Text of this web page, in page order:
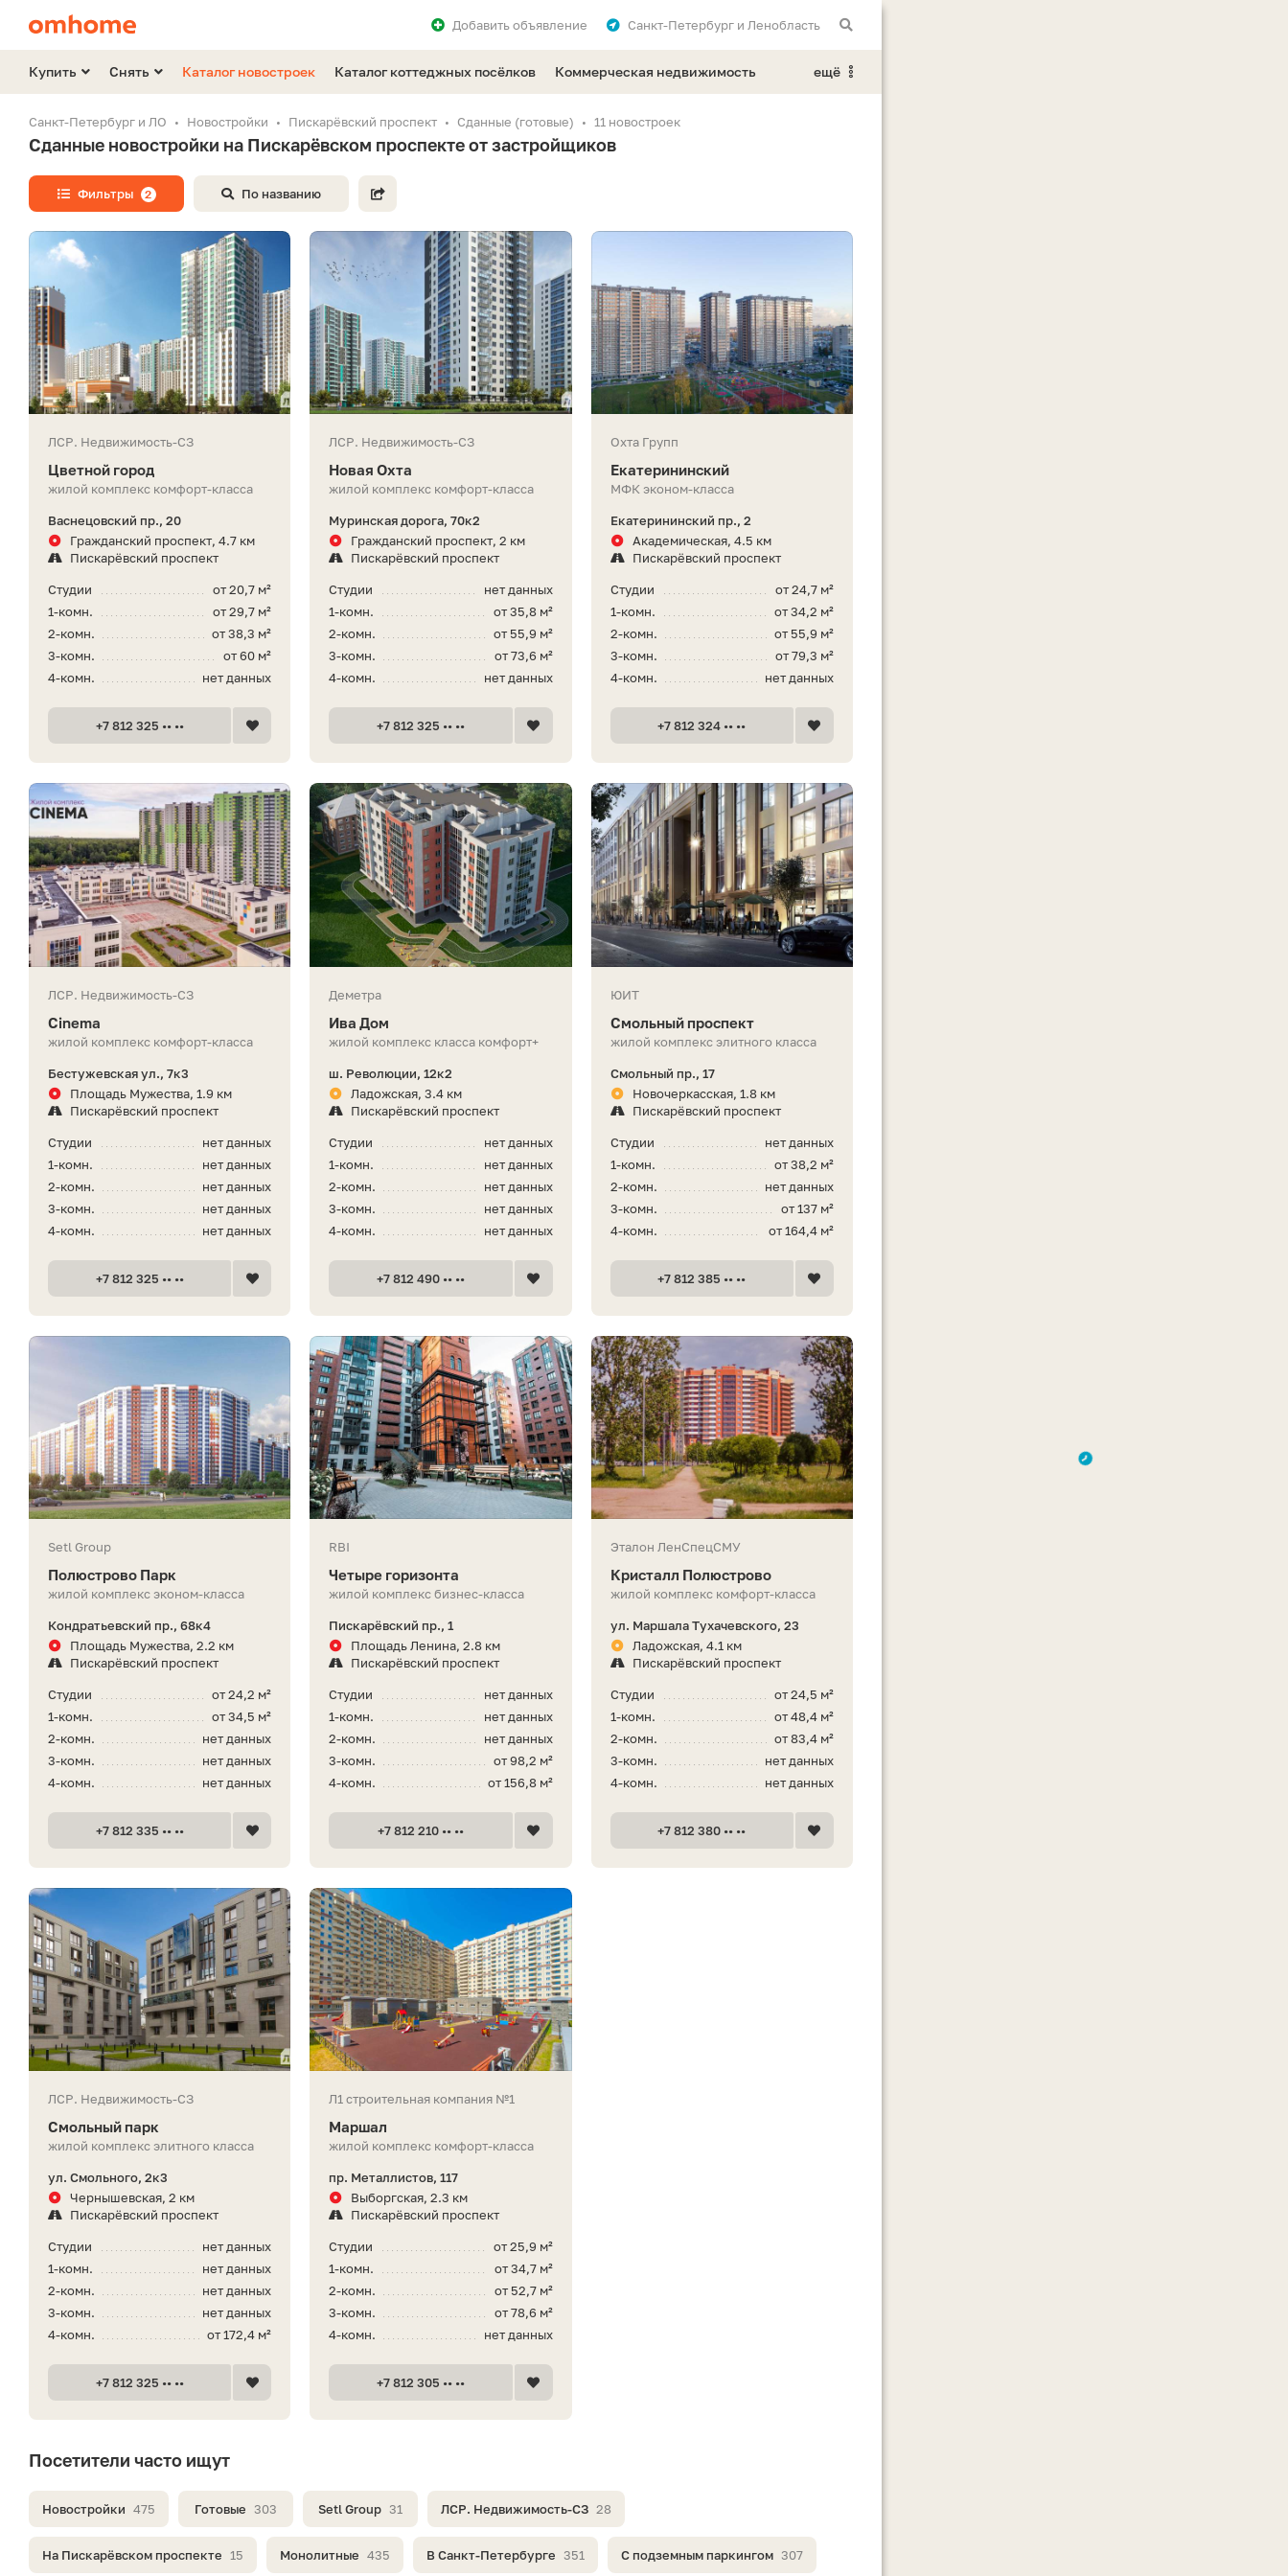
Санкт-Петербург и Ленобласть
Добавитьобъявление
Купить Снять Каталог новостроек Каталог коттеджных посёлков Коммерческая недвижимость ещё
Санкт-Петербург и ЛО Новостройки Пискарёвский проспект Сданные (готовые) 11 новостроек
Сданные новостройки на Пискарёвском проспекте от застройщиков
Фильтры 2 По названию
Посетители часто ищут
Новостройки 475 Готовые 303 Setl Group 31 ЛСР. Недвижимость-СЗ 28
На Пискарёвском проспекте 15 Монолитные 435 В Санкт-Петербурге 351 С подземным паркингом 307
ЛСР. Недвижимость-СЗ
Цветной город
жилой комплекс комфорт-класса
Васнецовский пр., 20
Гражданский проспект, 4.7 км
Пискарёвский проспект
от 20,7 м²
Студии
от 29,7 м²
1-комн.
от 38,3 м²
2-комн.
от 60 м²
3-комн.
нет данных
4-комн.
+7 812 325 •• ••
ЛСР. Недвижимость-СЗ
Новая Охта
жилой комплекс комфорт-класса
Муринская дорога, 70к2
Гражданский проспект, 2 км
Пискарёвский проспект
нет данных
Студии
от 35,8 м²
1-комн.
от 55,9 м²
2-комн.
от 73,6 м²
3-комн.
нет данных
4-комн.
+7 812 325 •• ••
Охта Групп
Екатерининский
МФК эконом-класса
Екатерининский пр., 2
Академическая, 4.5 км
Пискарёвский проспект
от 24,7 м²
Студии
от 34,2 м²
1-комн.
от 55,9 м²
2-комн.
от 79,3 м²
3-комн.
нет данных
4-комн.
+7 812 324 •• ••
ЛСР. Недвижимость-СЗ
Cinema
жилой комплекс комфорт-класса
Бестужевская ул., 7к3
Площадь Мужества, 1.9 км
Пискарёвский проспект
нет данных
Студии
нет данных
1-комн.
нет данных
2-комн.
нет данных
3-комн.
нет данных
4-комн.
+7 812 325 •• ••
Деметра
Ива Дом
жилой комплекс класса комфорт+
ш. Революции, 12к2
Ладожская, 3.4 км
Пискарёвский проспект
нет данных
Студии
нет данных
1-комн.
нет данных
2-комн.
нет данных
3-комн.
нет данных
4-комн.
+7 812 490 •• ••
ЮИТ
Смольный проспект
жилой комплекс элитного класса
Смольный пр., 17
Новочеркасская, 1.8 км
Пискарёвский проспект
нет данных
Студии
от 38,2 м²
1-комн.
нет данных
2-комн.
от 137 м²
3-комн.
от 164,4 м²
4-комн.
+7 812 385 •• ••
Setl Group
Полюстрово Парк
жилой комплекс эконом-класса
Кондратьевский пр., 68к4
Площадь Мужества, 2.2 км
Пискарёвский проспект
от 24,2 м²
Студии
от 34,5 м²
1-комн.
нет данных
2-комн.
нет данных
3-комн.
нет данных
4-комн.
+7 812 335 •• ••
RBI
Четыре горизонта
жилой комплекс бизнес-класса
Пискарёвский пр., 1
Площадь Ленина, 2.8 км
Пискарёвский проспект
нет данных
Студии
нет данных
1-комн.
нет данных
2-комн.
от 98,2 м²
3-комн.
от 156,8 м²
4-комн.
+7 812 210 •• ••
Эталон ЛенСпецСМУ
Кристалл Полюстрово
жилой комплекс комфорт-класса
ул. Маршала Тухачевского, 23
Ладожская, 4.1 км
Пискарёвский проспект
от 24,5 м²
Студии
от 48,4 м²
1-комн.
от 83,4 м²
2-комн.
нет данных
3-комн.
нет данных
4-комн.
+7 812 380 •• ••
ЛСР. Недвижимость-СЗ
Смольный парк
жилой комплекс элитного класса
ул. Смольного, 2к3
Чернышевская, 2 км
Пискарёвский проспект
нет данных
Студии
нет данных
1-комн.
нет данных
2-комн.
нет данных
3-комн.
от 172,4 м²
4-комн.
+7 812 325 •• ••
Л1 строительная компания №1
Маршал
жилой комплекс комфорт-класса
пр. Металлистов, 117
Выборгская, 2.3 км
Пискарёвский проспект
от 25,9 м²
Студии
от 34,7 м²
1-комн.
от 52,7 м²
2-комн.
от 78,6 м²
3-комн.
нет данных
4-комн.
+7 812 305 •• ••